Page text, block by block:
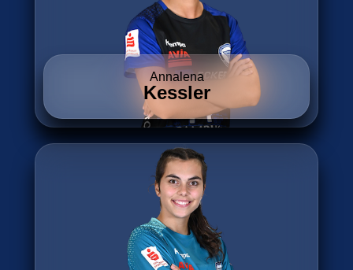
Annalena
Kessler